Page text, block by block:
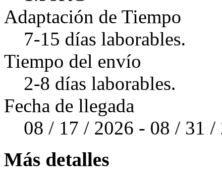
Adaptación de Tiempo
7-15 días laborables.
Tiempo del envío
2-8 días laborables.
Fecha de llegada
08 / 17 / 2026 - 08 / 31 /
Más detalles